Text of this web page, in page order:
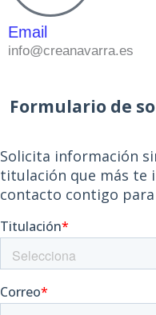
Email
info@creanavarra.es